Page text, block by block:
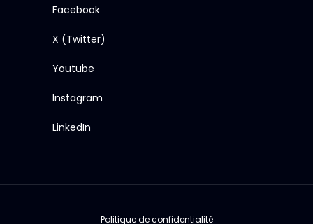
Facebook
X (Twitter)
Youtube
Instagram
LinkedIn
Politique de confidentialité